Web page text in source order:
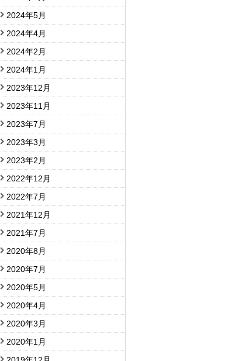
2024年5月
2024年4月
2024年2月
2024年1月
2023年12月
2023年11月
2023年7月
2023年3月
2023年2月
2022年12月
2022年7月
2021年12月
2021年7月
2020年8月
2020年7月
2020年5月
2020年4月
2020年3月
2020年1月